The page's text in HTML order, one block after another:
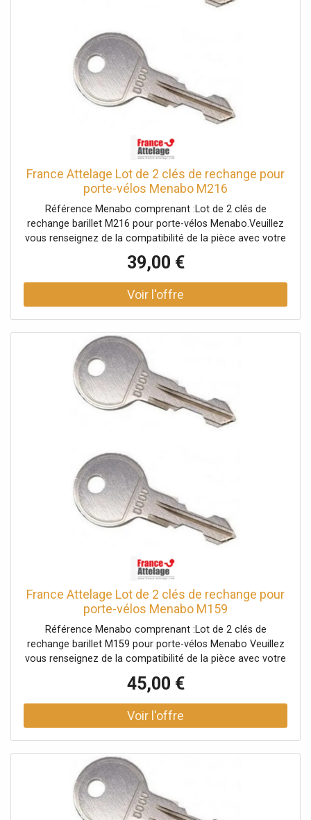
France Attelage Lot de 2 clés de rechange pour
porte-vélos Menabo M216
Référence Menabo comprenant :Lot de 2 clés de
rechange barillet M216 pour porte-vélos Menabo.Veuillez
vous renseignez de la compatibilité de la pièce avec votre
porte-vélos auprès d'un conseiller.
39,00 €
France Attelage Lot de 2 clés de rechange pour
porte-vélos Menabo M159
Référence Menabo comprenant :Lot de 2 clés de
rechange barillet M159 pour porte-vélos Menabo Veuillez
vous renseignez de la compatibilité de la pièce avec votre
45,00 €